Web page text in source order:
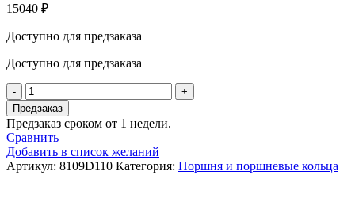
15040 ₽
Доступно для предзаказа
Доступно для предзаказа
Количество
товара
Поршень
Wossner
8109D110
Kawasaki
KDX
Предзаказ
Предзаказ сроком от 1 недели.
Сравнить
Добавить в список желаний
Артикул: 8109D110 Категория: Поршня и поршневые кольца